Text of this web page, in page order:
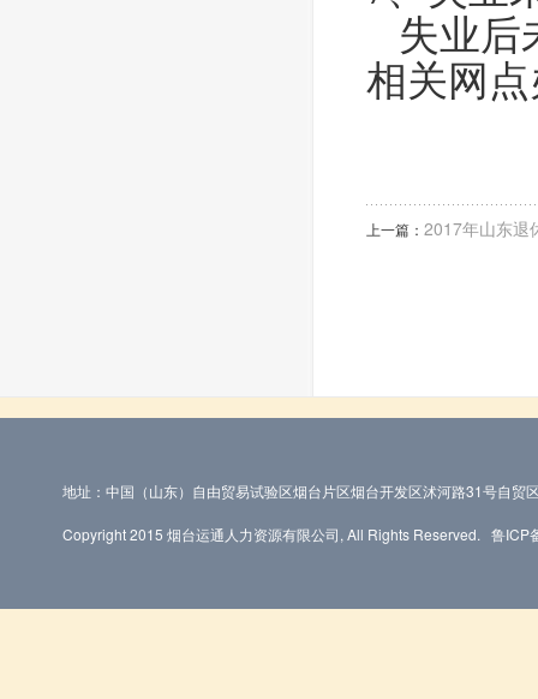
失业后
相关网
上一篇： 2017年山东退
地址：中国（山东）自由贸易试验区烟台片区烟台开发区沭河路31号自贸
Copyright 2015 烟台运通人力资源有限公司, All Rights Reserved. 鲁ICP